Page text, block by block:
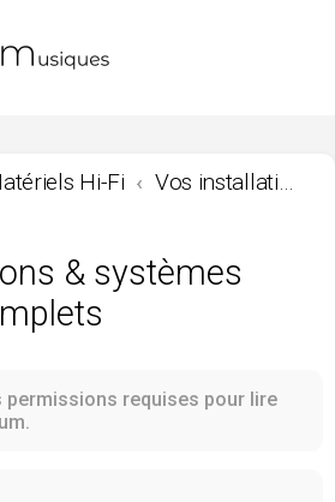
Hi-Fi Vos installations & systèmes d'écoutes complets
& systèmes
permissions requises pour lire